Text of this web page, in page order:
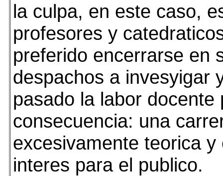
la culpa, en este caso,
profesores y
preferido encerrarse en
despachos a invesyigar
pasado la labor docente
consecuencia: una
excesivamente teorica y
interes para el publico.